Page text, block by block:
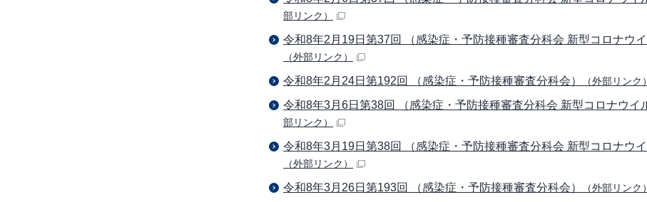
部リンク）
令和8年2月19日第37回 （感染症・予防接種審査分科会 新型コロナウ
（外部リンク）
令和8年2月24日第192回 （感染症・予防接種審査分科会） （外部リンク）
令和8年3月6日第38回 （感染症・予防接種審査分科会 新型コロナウイ
部リンク）
令和8年3月19日第38回 （感染症・予防接種審査分科会 新型コロナウ
（外部リンク）
令和8年3月26日第193回 （感染症・予防接種審査分科会） （外部リンク）